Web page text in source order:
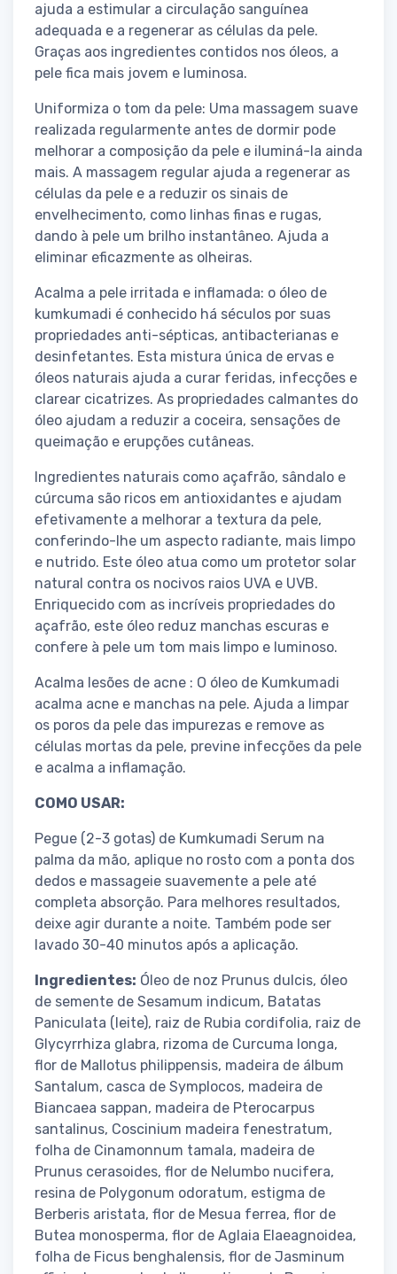
ajuda a estimular a circulação sanguínea
adequada e a regenerar as células da pele.
Graças aos ingredientes contidos nos óleos, a
pele fica mais jovem e luminosa.
Uniformiza o tom da pele: Uma massagem suave
realizada regularmente antes de dormir pode
melhorar a composição da pele e iluminá-la ainda
mais. A massagem regular ajuda a regenerar as
células da pele e a reduzir os sinais de
envelhecimento, como linhas finas e rugas,
dando à pele um brilho instantâneo. Ajuda a
eliminar eficazmente as olheiras.
Acalma a pele irritada e inflamada: o óleo de
kumkumadi é conhecido há séculos por suas
propriedades anti-sépticas, antibacterianas e
desinfetantes. Esta mistura única de ervas e
óleos naturais ajuda a curar feridas, infecções e
clarear cicatrizes. As propriedades calmantes do
óleo ajudam a reduzir a coceira, sensações de
queimação e erupções cutâneas.
Ingredientes naturais como açafrão, sândalo e
cúrcuma são ricos em antioxidantes e ajudam
efetivamente a melhorar a textura da pele,
conferindo-lhe um aspecto radiante, mais limpo
e nutrido. Este óleo atua como um protetor solar
natural contra os nocivos raios UVA e UVB.
Enriquecido com as incríveis propriedades do
açafrão, este óleo reduz manchas escuras e
confere à pele um tom mais limpo e luminoso.
Acalma lesões de acne : O óleo de Kumkumadi
acalma acne e manchas na pele. Ajuda a limpar
os poros da pele das impurezas e remove as
células mortas da pele, previne infecções da pele
e acalma a inflamação.
COMO USAR:
Pegue (2-3 gotas) de Kumkumadi Serum na
palma da mão, aplique no rosto com a ponta dos
dedos e massageie suavemente a pele até
completa absorção. Para melhores resultados,
deixe agir durante a noite. Também pode ser
lavado 30-40 minutos após a aplicação.
Ingredientes: Óleo de noz Prunus dulcis, óleo
de semente de Sesamum indicum, Batatas
Paniculata (leite), raiz de Rubia cordifolia, raiz de
Glycyrrhiza glabra, rizoma de Curcuma longa,
flor de Mallotus philippensis, madeira de álbum
Santalum, casca de Symplocos, madeira de
Biancaea sappan, madeira de Pterocarpus
santalinus, Coscinium madeira fenestratum,
folha de Cinamonnum tamala, madeira de
Prunus cerasoides, flor de Nelumbo nucifera,
resina de Polygonum odoratum, estigma de
Berberis aristata, flor de Mesua ferrea, flor de
Butea monosperma, flor de Aglaia Elaeagnoidea,
folha de Ficus benghalensis, flor de Jasminum